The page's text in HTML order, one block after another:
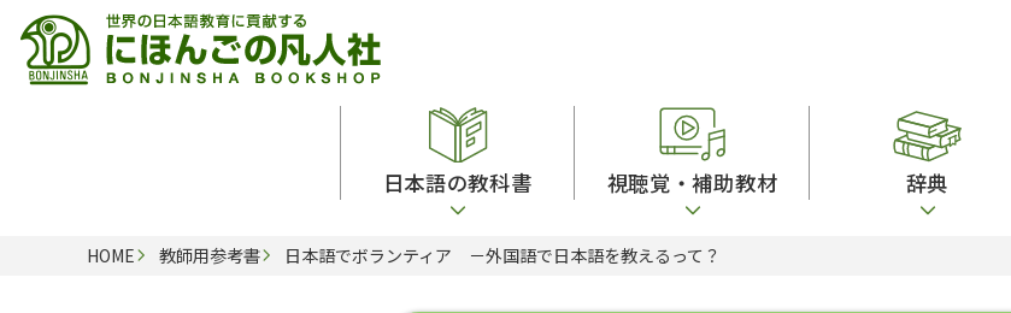
日本語の教科書 視聴覚・補助教材 辞典
HOME 教師用参考書 日本語でボランティア －外国語で日本語を教えるって？